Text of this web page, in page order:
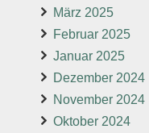
März 2025
Februar 2025
Januar 2025
Dezember 2024
November 2024
Oktober 2024